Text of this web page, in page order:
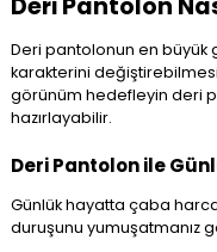
Deri Pantolon
Deri pantolonun en büyük
karakterini
görünüm hedefleyin deri
hazırlayabilir.
Deri Pantolon ile
Günlük hayatta çaba
duruşunu yumuşatmanız